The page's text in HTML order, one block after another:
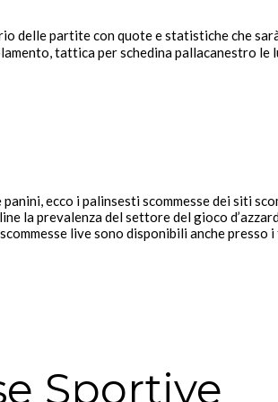
delle partite con quote e statistiche che
tattica per schedina pallacanestro le
ecco i palinsesti scommesse dei siti
la prevalenza del settore del gioco
live sono disponibili anche presso
Sportive